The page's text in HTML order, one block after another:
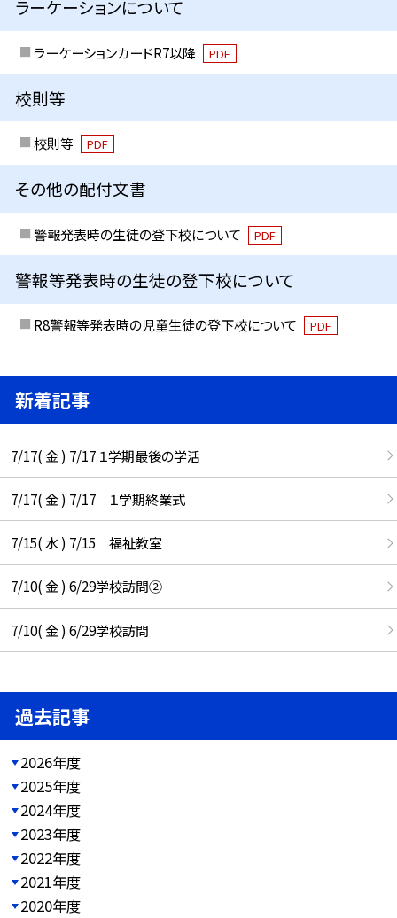
ラーケーションについて
ラーケーションカードR7以降 PDF
校則等
校則等 PDF
その他の配付文書
警報発表時の生徒の登下校について PDF
警報等発表時の生徒の登下校について
R8警報等発表時の児童生徒の登下校について PDF
新着記事
7/17( 金 ) 7/17 １学期最後の学活
7/17( 金 ) 7/17 １学期終業式
7/15( 水 ) 7/15 福祉教室
7/10( 金 ) 6/29学校訪問②
7/10( 金 ) 6/29学校訪問
過去記事
2026年度
2025年度
2024年度
2023年度
2022年度
2021年度
2020年度